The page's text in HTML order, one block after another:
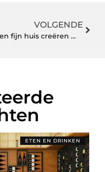
VOLGENDE
Een fijn huis creëren met deze aannemer uit Breda
ETEN EN DRINKEN